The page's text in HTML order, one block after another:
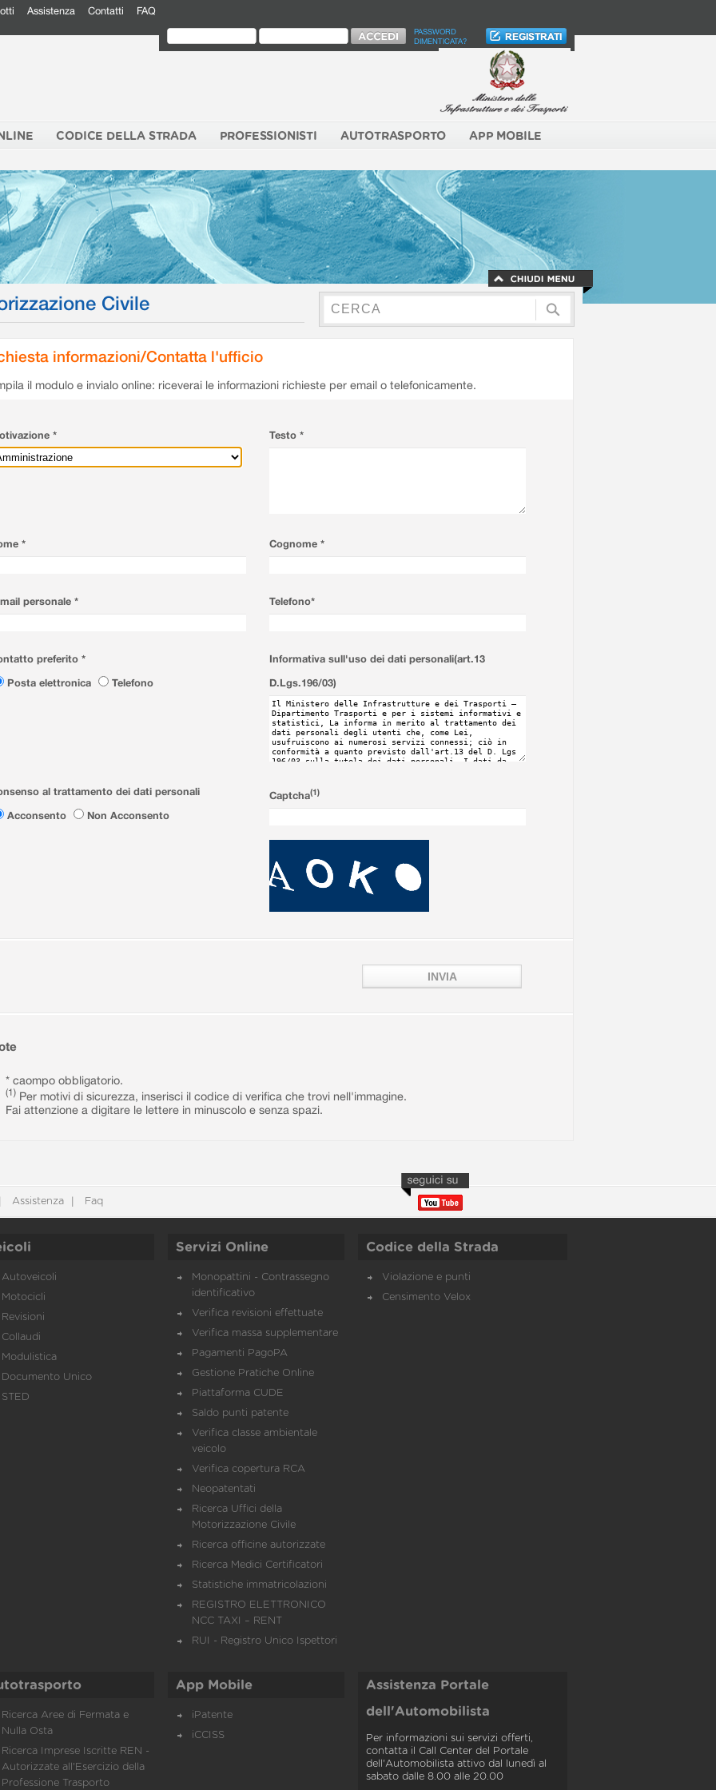
Assistenza Contatti FAQ
PASSWORD
DIMENTICATA?
CODICE DELLA STRADA PROFESSIONISTI AUTOTRASPORTO APP MOBILE
Civile
informazioni/Contatta l'ufficio
il modulo e invialo online: riceverai le informazioni richieste per email o telefonicamente.
* Testo *
* Cognome *
personale * Telefono*
preferito *
Posta elettronica
Telefono
Informativa sull'uso dei dati personali(art.13
D.Lgs.196/03)
al trattamento dei dati personali
Acconsento
Non Acconsento
Captcha(1)
* caompo obbligatorio.
(1) Per motivi di sicurezza, inserisci il codice di verifica che trovi nell'immagine.
Fai attenzione a digitare le lettere in minuscolo e senza spazi.
Assistenza Faq
Autoveicoli
Motocicli
Revisioni
Collaudi
Modulistica
Documento Unico
STED
Servizi Online
Monopattini - Contrassegno
identificativo
Verifica revisioni effettuate
Verifica massa supplementare
Pagamenti PagoPA
Gestione Pratiche Online
Piattaforma CUDE
Saldo punti patente
Verifica classe ambientale
veicolo
Verifica copertura RCA
Neopatentati
Ricerca Uffici della
Motorizzazione Civile
Ricerca officine autorizzate
Ricerca Medici Certificatori
Statistiche immatricolazioni
REGISTRO ELETTRONICO
NCC TAXI – RENT
RUI - Registro Unico Ispettori
Codice della Strada
Violazione e punti
Censimento Velox
Ricerca Aree di Fermata e
Nulla Osta
Ricerca Imprese Iscritte REN -
Autorizzate all'Esercizio della
Professione Trasporto
App Mobile
iPatente
iCCISS
Assistenza Portale
dell'Automobilista
Per informazioni sui servizi offerti,
contatta il Call Center del Portale
dell'Automobilista attivo dal lunedì al
sabato dalle 8.00 alle 20.00